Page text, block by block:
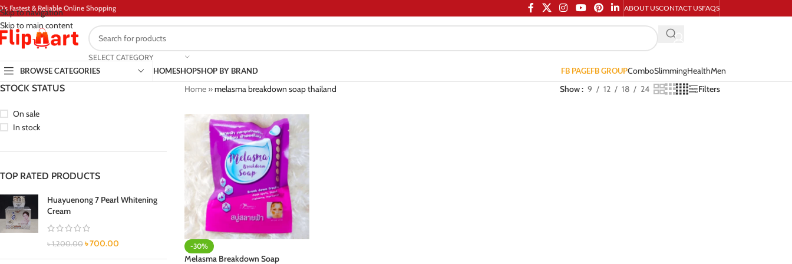
Skip to navigation
Skip to main content
Fastest & Reliable Online Shopping ABOUT USCONTACT USFAQS
SELECT CATEGORY
BROWSE CATEGORIES
HOMESHOPSHOP BY BRAND FB PAGEFB GROUPComboSlimmingHealthMen
STOCK STATUS
On sale
In stock
TOP RATED PRODUCTS
Huayuenong 7 Pearl Whitening
Cream
৳1,200.00 ৳700.00
Home»melasma breakdown soap thailand Show 9 12 18 24 Filters
-30%
Melasma Breakdown Soap